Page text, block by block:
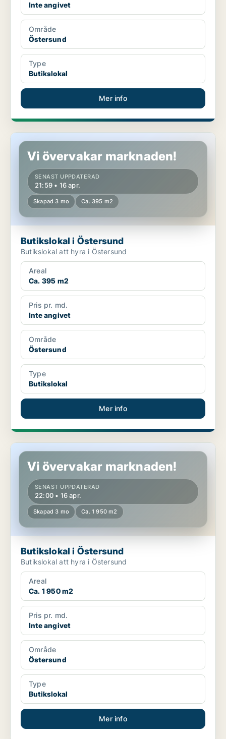
Inte angivet
Område
Östersund
Type
Butikslokal
Mer info
Butikslokal i Östersund
Vi övervakar marknaden!
SENAST UPPDATERAD
21:59 • 16 apr.
Skapad 3 mo Ca. 395 m2
Butikslokal i Östersund
Butikslokal att hyra i Östersund
Areal
Ca. 395 m2
Pris pr. md.
Inte angivet
Område
Östersund
Type
Butikslokal
Mer info
Butikslokal i Östersund
Vi övervakar marknaden!
SENAST UPPDATERAD
22:00 • 16 apr.
Skapad 3 mo Ca. 1 950 m2
Butikslokal i Östersund
Butikslokal att hyra i Östersund
Areal
Ca. 1 950 m2
Pris pr. md.
Inte angivet
Område
Östersund
Type
Butikslokal
Mer info